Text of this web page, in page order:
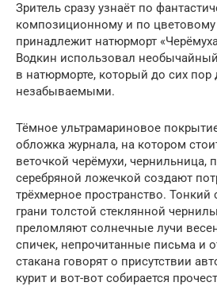
Зритель сразу узнаёт по
композиционному и по
принадлежит натюрморт
Водкин использовал
в натюрморте, который до сих пор
незабываемыми.
Тёмное ультрамариновое
обложка журнала, на котором
веточкой черёмухи, чернильница,
серебряной ложечкой создают
трёхмерное пространство. Тонкий
грани толстой стеклянной
преломляют солнечные лучи
спичек, непрочитанные письма и
стакана говорят о присутствии
курит и вот-вот собирается